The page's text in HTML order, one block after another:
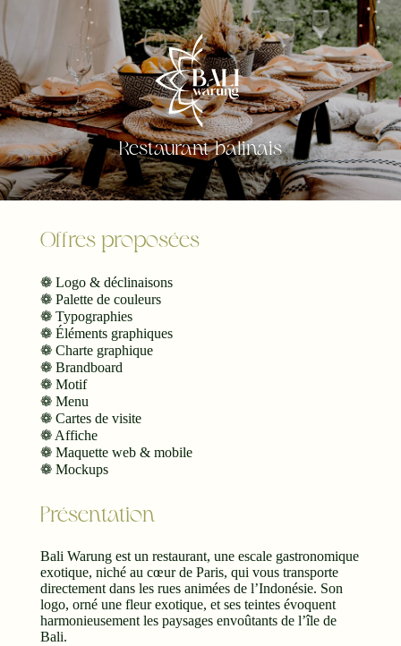
Restaurant balinais
Offres proposées
❁ Logo & déclinaisons
❁ Palette de couleurs
❁ Typographies
❁ Éléments graphiques
❁ Charte graphique
❁ Brandboard
❁ Motif
❁ Menu
❁ Cartes de visite
❁ Affiche
❁ Maquette web & mobile
❁ Mockups
Présentation
Bali Warung est un restaurant, une escale gastronomique
exotique, niché au cœur de Paris, qui vous transporte
directement dans les rues animées de l’Indonésie. Son
logo, orné une fleur exotique, et ses teintes évoquent
harmonieusement les paysages envoûtants de l’île de
Bali.